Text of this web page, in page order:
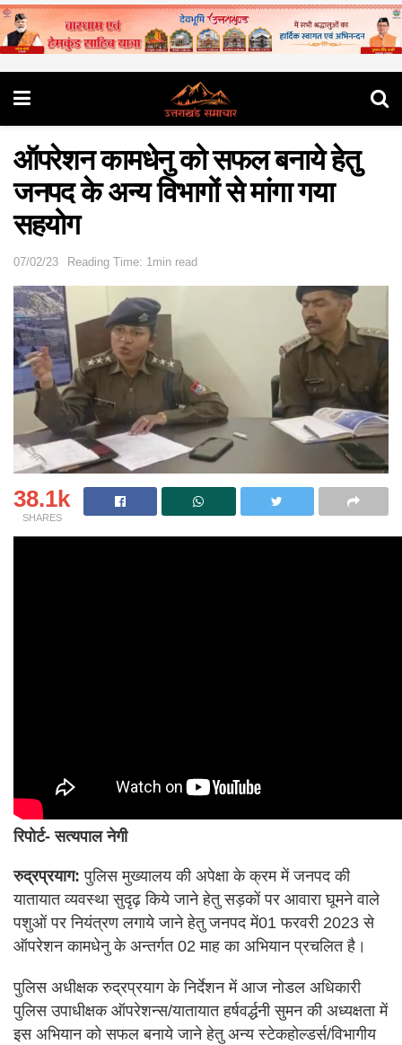
ऑपरेशन कामधेनु को सफल बनाये हेतु
जनपद के अन्य विभागों से मांगा गया
सहयोग
07/02/23 Reading Time: 1min read
38.1k
SHARES
रिपोर्ट- सत्यपाल नेगी
रुद्रप्रयाग: पुलिस मुख्यालय की अपेक्षा के क्रम में जनपद की
यातायात व्यवस्था सुदृढ़ किये जाने हेतु सड़कों पर आवारा घूमने वाले
पशुओं पर नियंत्रण लगाये जाने हेतु जनपद में01 फरवरी 2023 से
ऑपरेशन कामधेनु के अन्तर्गत 02 माह का अभियान प्रचलित है।
पुलिस अधीक्षक रुद्रप्रयाग के निर्देशन में आज नोडल अधिकारी
पुलिस उपाधीक्षक ऑपरेशन्स/यातायात हर्षवर्द्धनी सुमन की अध्यक्षता में
इस अभियान को सफल बनाये जाने हेतु अन्य स्टेकहोल्डर्स/विभागीय